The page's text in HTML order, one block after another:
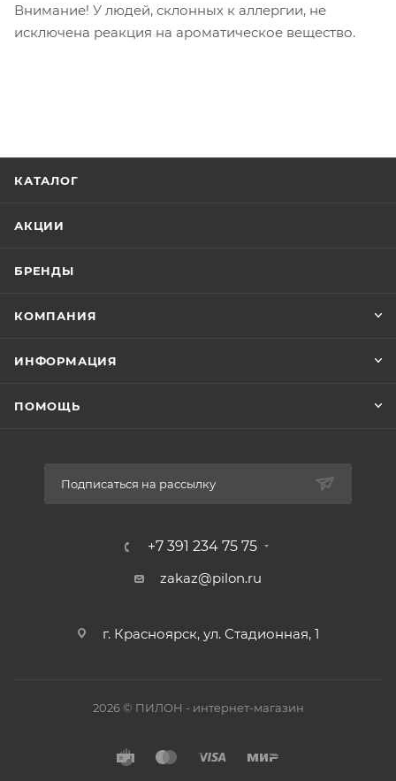
Внимание! У людей, склонных к аллергии, не
исключена реакция на ароматическое вещество.
КАТАЛОГ
АКЦИИ
БРЕНДЫ
КОМПАНИЯ
ИНФОРМАЦИЯ
ПОМОЩЬ
Подписаться на рассылку
+7 391 234 75 75
zakaz@pilon.ru
г. Красноярск, ул. Стадионная, 1
2026 © ПИЛОН - интернет-магазин